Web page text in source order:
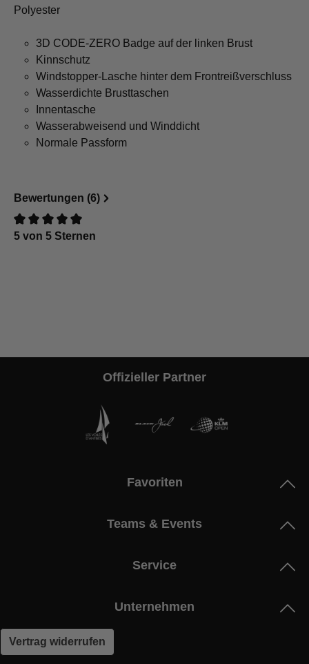
Polyester
3D CODE-ZERO Badge auf der linken Brust
Kinnschutz
Windstopper-Lasche hinter dem Frontreißverschluss
Wasserdichte Brusttaschen
Innentasche
Wasserabweisend und Winddicht
Normale Passform
Bewertungen (6)
Bewertung mit 0 von 5 Sternen
5 von 5 Sternen
Offizieller Partner
Favoriten
Teams & Events
Service
Unternehmen
Vertrag widerrufen